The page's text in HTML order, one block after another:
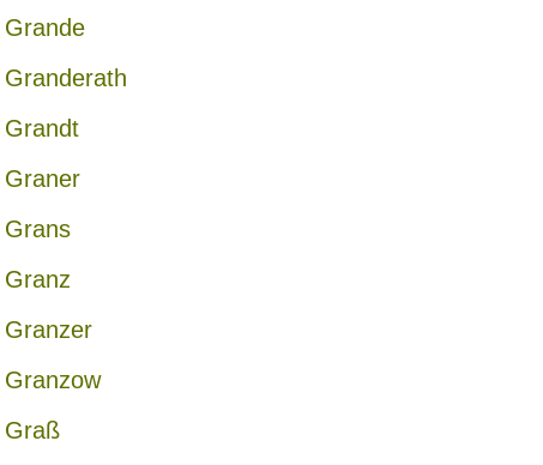
Grande
Granderath
Grandt
Graner
Grans
Granz
Granzer
Granzow
Graß